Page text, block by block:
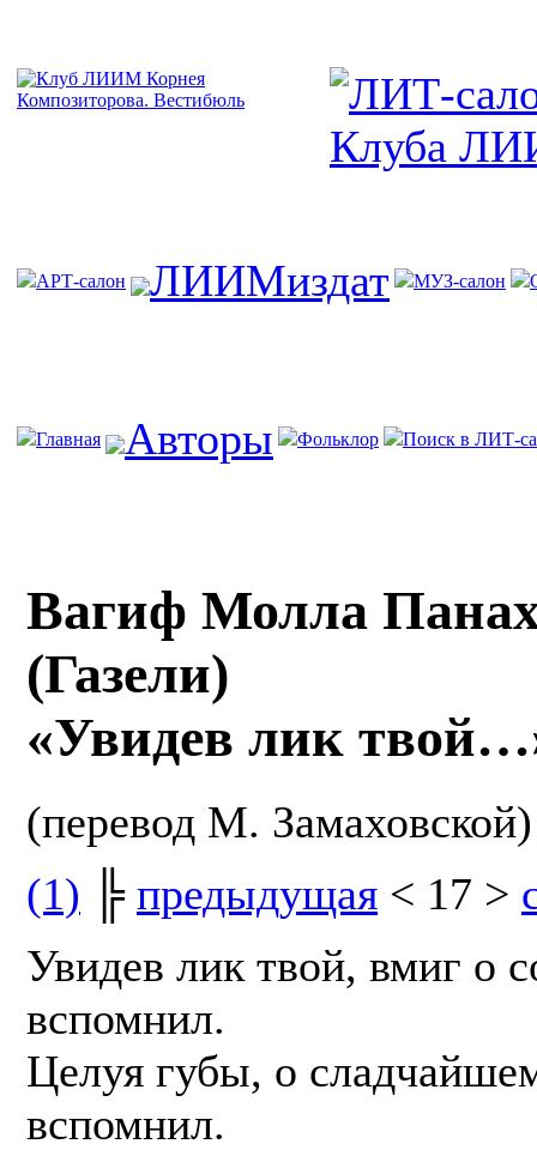
АРТ-салон ЛИИМиздат МУЗ-салон
Главная Авторы Фольклор Поиск в ЛИТ-
Вагиф Молла
(Газели)
«Увидев лик
(перевод М. Замаховской)
(1) ╠ предыдущая < 17 >
Увидев лик твой, вмиг о
вспомнил.
Целуя губы, о
вспомнил.